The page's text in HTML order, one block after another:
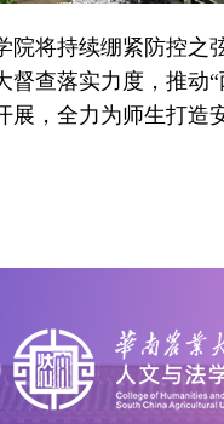
院将持续绷紧防控之
督查落实力度，推动
展，全力为师生打造